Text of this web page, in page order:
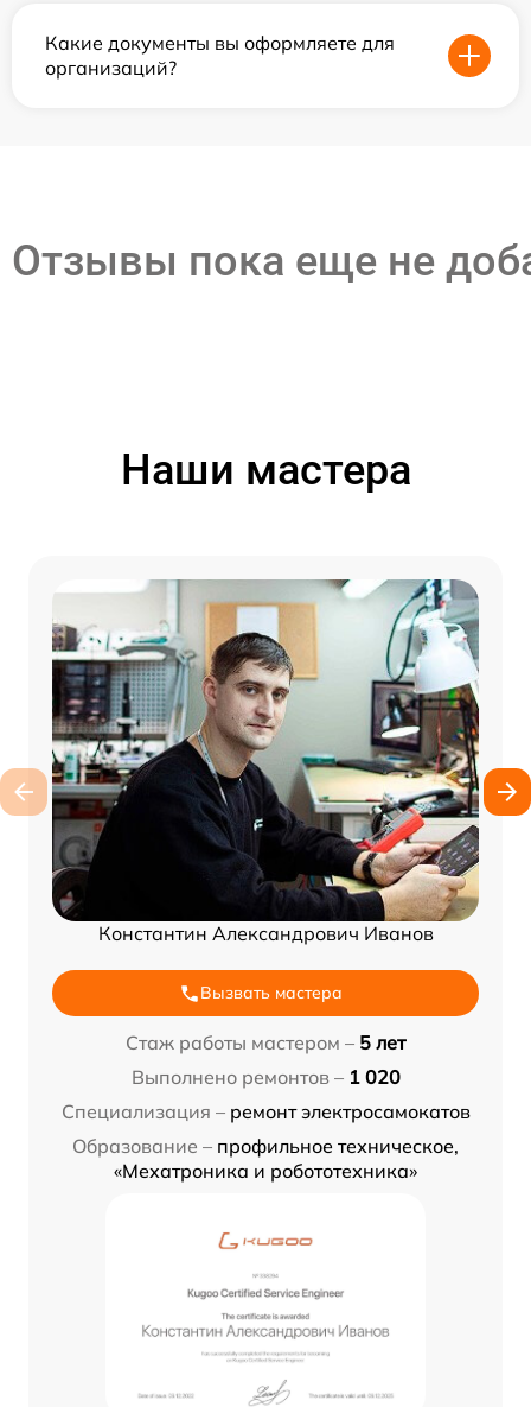
Какие документы вы оформляете для
организаций?
Отзывы пока еще не
Наши мастера
Константин Александрович Иванов
Вызвать мастера
Стаж работы мастером – 5 лет
Выполнено ремонтов – 1 020
Специализация – ремонт электросамокатов
Образование – профильное техническое,
«Мехатроника и робототехника»